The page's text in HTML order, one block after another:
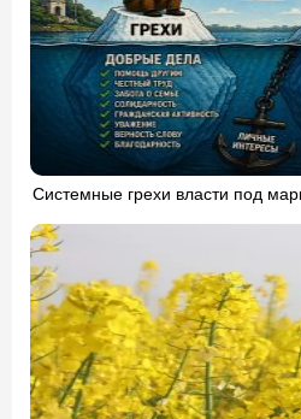
Системные грехи власти под